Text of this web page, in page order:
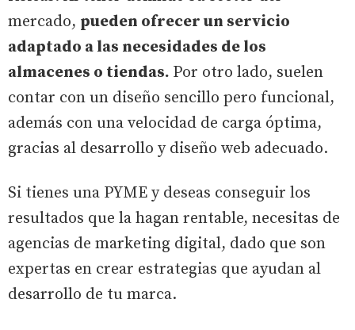
mercado, pueden ofrecer un servicio
adaptado a las necesidades de los
almacenes o tiendas. Por otro lado, suelen
contar con un diseño sencillo pero funcional,
además con una velocidad de carga óptima,
gracias al desarrollo y diseño web adecuado.
Si tienes una PYME y deseas conseguir los
resultados que la hagan rentable, necesitas de
agencias de marketing digital, dado que son
expertas en crear estrategias que ayudan al
desarrollo de tu marca.